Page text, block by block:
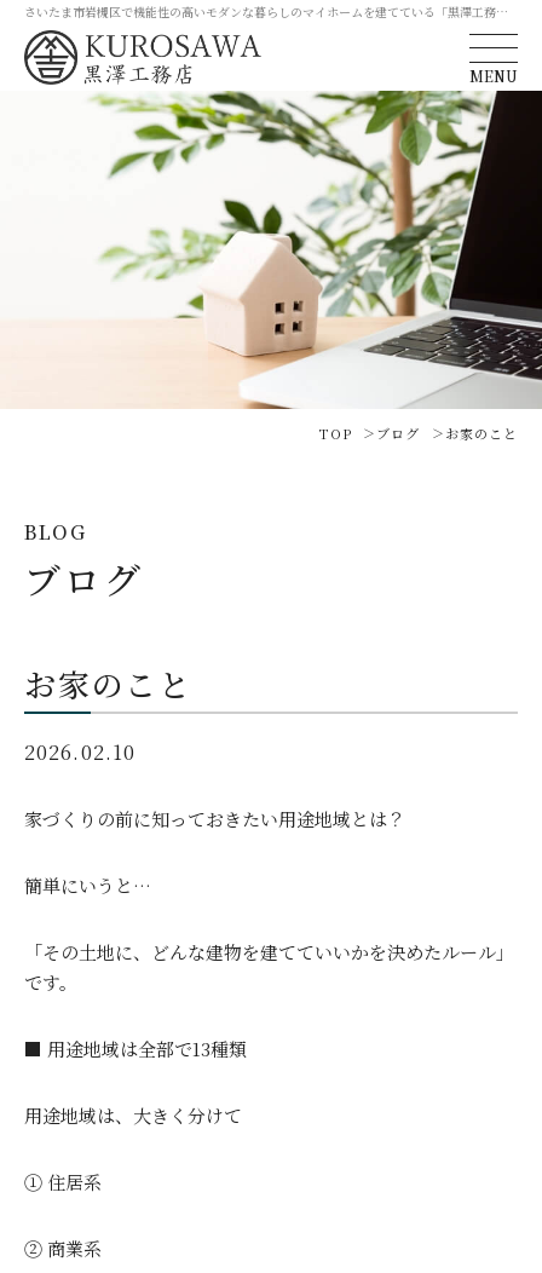
さいたま市岩槻区で機能性の高いモダンな暮らしのマイホームを建てている「黒澤工務
店」
MENU
TOP ブログ お家のこと
BLOG
ブログ
お家のこと
2026.02.10
家づくりの前に知っておきたい用途地域とは？
簡単にいうと…
「その土地に、どんな建物を建てていいかを決めたルール」
です。
■ 用途地域は全部で13種類
用途地域は、大きく分けて
① 住居系
② 商業系